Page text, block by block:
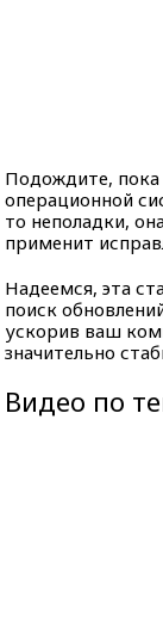
Подождите, пока
операционной
то неполадки,
применит
Надеемся, эта
поиск
ускорив ваш
значительно
Видео по